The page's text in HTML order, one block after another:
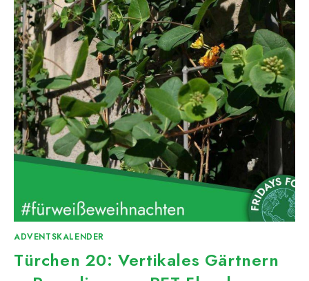
ADVENTSKALENDER
Türchen 20: Vertikales Gärtnern